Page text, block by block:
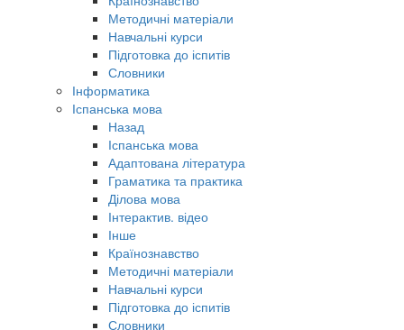
Методичні матеріали
Навчальні курси
Підготовка до іспитів
Словники
Інформатика
Іспанська мова
Назад
Іспанська мова
Адаптована література
Граматика та практика
Ділова мова
Інтерактив. відео
Інше
Країнознавство
Методичні матеріали
Навчальні курси
Підготовка до іспитів
Словники